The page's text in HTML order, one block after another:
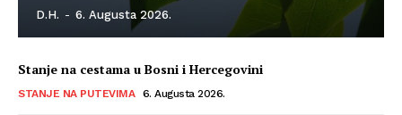
D.H. - 6. Augusta 2026.
Stanje na cestama u Bosni i Hercegovini
STANJE NA PUTEVIMA 6. Augusta 2026.